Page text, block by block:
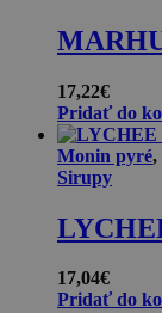
17,22€
Pridať do
Monin pyré,
Sirupy
17,04€
Pridať do